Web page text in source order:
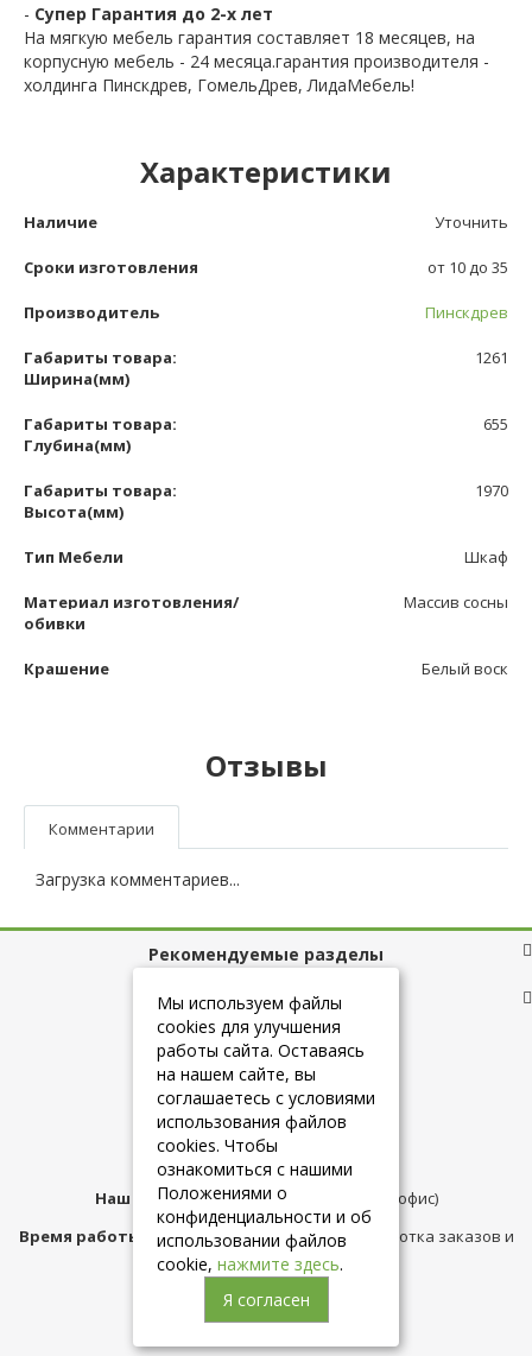
- Супер Гарантия до 2-х лет
На мягкую мебель гарантия составляет 18 месяцев, на
корпусную мебель - 24 месяца.гарантия производителя -
холдинга Пинскдрев, ГомельДрев, ЛидаМебель!
Характеристики
Наличие Уточнить
Сроки изготовления от 10 до 35
Производитель Пинскдрев
Габариты товара:
Ширина(мм)
1261
Габариты товара:
Глубина(мм)
655
Габариты товара:
Высота(мм)
1970
Тип Мебели Шкаф
Материал изготовления/
обивки
Массив сосны
Крашение Белый воск
Отзывы
Комментарии
Загрузка комментариев...
Рекомендуемые разделы
Полезные ссылки
+7 (925) 084-10-60
Наш адрес:Москва,ул.Плещеева д.12 (офис)
Время работы магазина:с 10:00 до 21:00 (обработка заказов и
консультация)
Мы используем файлы
cookies для улучшения
работы сайта. Оставаясь
на нашем сайте, вы
соглашаетесь с условиями
использования файлов
cookies. Чтобы
ознакомиться с нашими
Положениями о
конфиденциальности и об
использовании файлов
cookie, нажмите здесь.
Я согласен